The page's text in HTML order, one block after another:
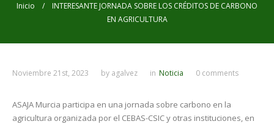
Inicio / INTERESANTE JORNADA SOBRE LOS CRÉDITOS DE CARBONO
EN AGRICULTURA
Noviembre 21st, 2023 by agalvez in Noticia 0 comments
ASAJA Murcia participa en una jornada sobre carbono en la
agricultura organizada por el CEBAS-CSIC y otras instituciones, en